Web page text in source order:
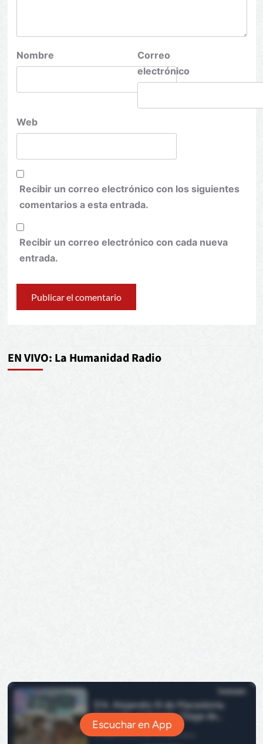
Nombre
Correo
electrónico
Web
Recibir un correo electrónico con los siguientes
comentarios a esta entrada.
Recibir un correo electrónico con cada nueva
entrada.
EN VIVO: La Humanidad Radio